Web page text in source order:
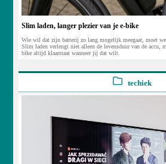
Slim laden, langer plezier van je e-bike
Wie wil dat zijn batterij zo lang mogelijk meegaat, moet
Slim laden verlengt niet alleen de levensduur van de accu,
bike altijd klaarstaat wanneer jij dat wilt.
techiek